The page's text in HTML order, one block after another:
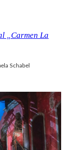
„Carmen La
Schabel